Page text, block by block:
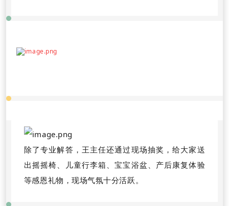
除了专业解答，王主任还通过现场抽奖，给大家送
出摇摇椅、儿童行李箱、宝宝浴盆、产后康复体验
等感恩礼物，现场气氛十分活跃。